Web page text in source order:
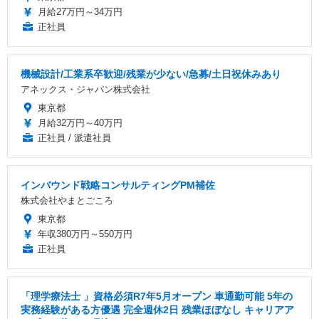
月給27万円～34万円
正社員
機械設計/工業系卒歓迎/残業が少ない/急募/土日祝休みあり
アネックス・ジャパン株式会社
東京都
月給32万円～40万円
正社員 / 派遣社員
インバウンド戦略コンサルティングPM補佐
株式会社やまとごころ
東京都
年収380万円～550万円
正社員
「理学療法士 」資格必須R7年5月オープン 車通勤可能 5年の
実務経験がある方優遇 完全週休2日 残業ほぼなし キャリアア